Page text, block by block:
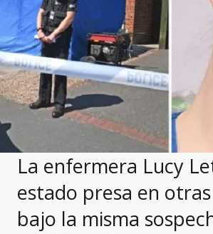
La enfermera Lucy
estado presa en
bajo la misma